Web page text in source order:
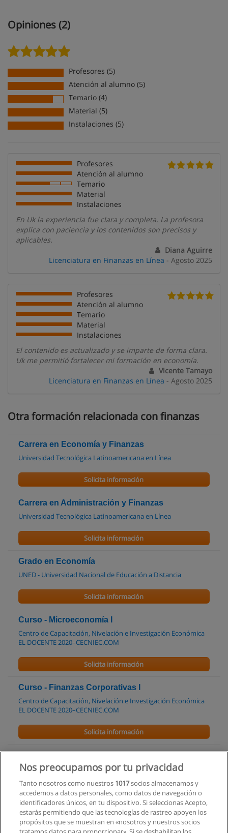
Opiniones (2)
Profesores (5)
Atención al alumno (5)
Temario (4)
Material (5)
Instalaciones (5)
Profesores
Atención al alumno
Temario
Material
Instalaciones
En Uk la experiencia fue clara y completa. La profesora
explica con paciencia y los contenidos son precisos y
aplicables.
Diana Aguirre
Licenciatura en Finanzas en Línea - Agosto 2025
Profesores
Atención al alumno
Temario
Material
Instalaciones
El contenido es actualizado y se imparte de forma clara.
Uk me permitió fortalecer mi formación en economía.
Vicente Tamayo
Licenciatura en Finanzas en Línea - Agosto 2025
Otra formación relacionada con finanzas
Carrera en Economía y Finanzas
Universidad Tecnológica Latinoamericana en Línea
Solicita información
Carrera en Administración y Finanzas
Universidad Tecnológica Latinoamericana en Línea
Solicita información
Grado en Economía
UNED - Universidad Nacional de Educación a Distancia
Solicita información
Curso - Microeconomía I
Centro de Capacitación, Nivelación e Investigación Económica
EL DOCENTE 2020–CECNIEC.COM
Solicita información
Curso - Finanzas Corporativas I
Centro de Capacitación, Nivelación e Investigación Económica
EL DOCENTE 2020–CECNIEC.COM
Solicita información
Curso - Las Matemáticas Financieras Aplicadas a
los Negocios
Centro de Capacitación, Nivelación e Investigación Económica
EL DOCENTE 2020–CECNIEC.COM
Solicita información
Nos preocupamos por tu privacidad
Tanto nosotros como nuestros 1017socios almacenamos y
accedemos a datos personales, como datos de navegación o
identificadores únicos, en tu dispositivo. Si seleccionas Acepto,
estarás permitiendo que las tecnologías de rastreo apoyen los
propósitos que se muestran en «nosotros y nuestros socios